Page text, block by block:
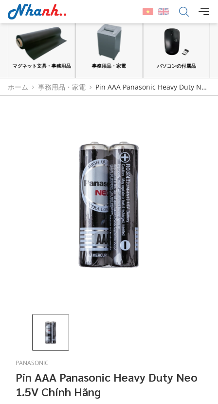
事務用品・家電 パソコンの付属品 紙・シール
ホーム 事務用品・家電
Pin AAA Panasonic Heavy Duty Neo
1.5V Chính Hãng
PANASONIC
Pin AAA Panasonic Heavy Duty Neo
1.5V Chính Hãng